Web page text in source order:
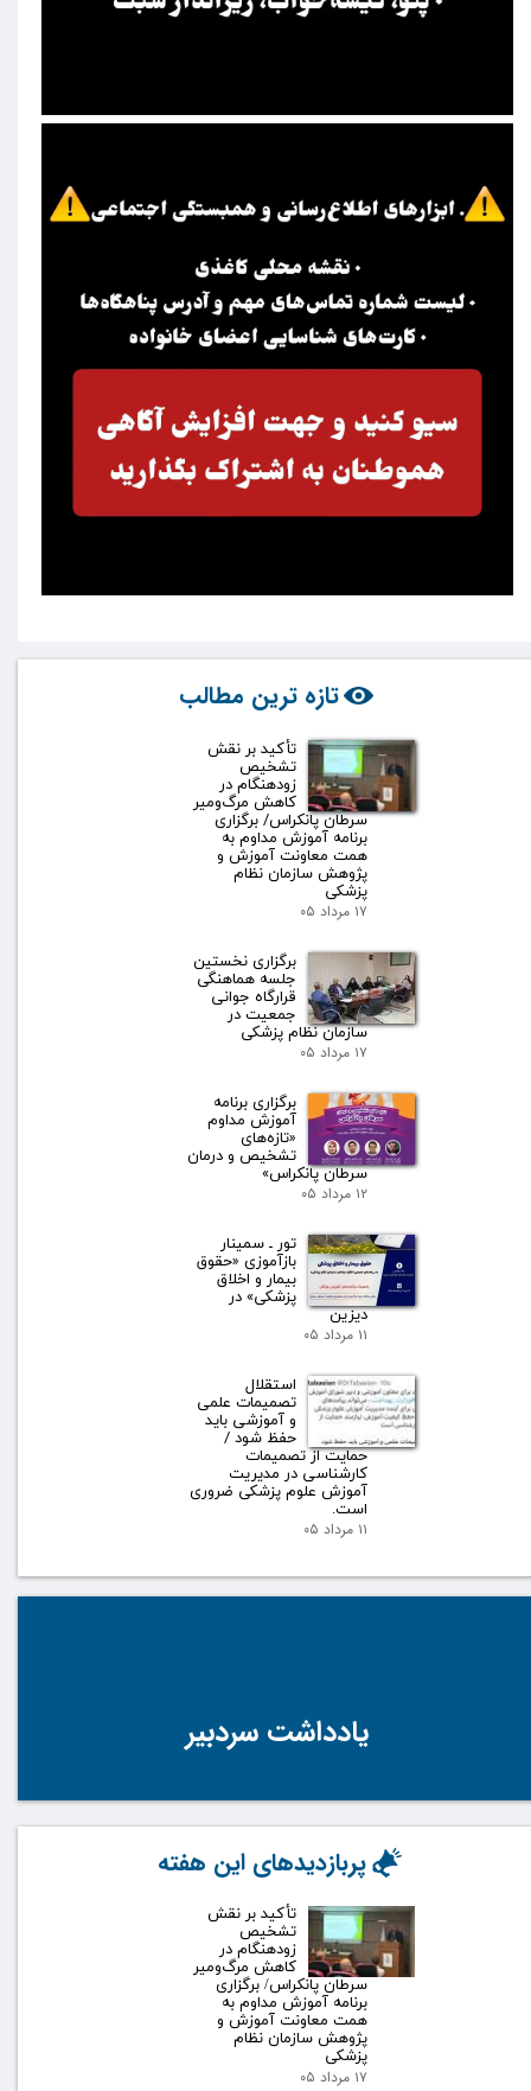
تازه ترین مطالب
تأکید بر نقش
تشخیص
زودهنگام در
کاهش مرگ‌ومیر
سرطان پانکراس/ برگزاری
برنامه آموزش مداوم به
همت معاونت آموزش و
پژوهش سازمان نظام
پزشکی
۱۷ مرداد ۰۵
برگزاری نخستین
جلسه هماهنگی
قرارگاه جوانی
جمعیت در
سازمان نظام پزشکی
۱۷ مرداد ۰۵
برگزاری برنامه
آموزش مداوم
«تازه‌های
تشخیص و درمان
سرطان پانکراس»
۱۲ مرداد ۰۵
تور ـ سمینار
بازآموزی «حقوق
بیمار و اخلاق
پزشکی» در
دیزین
۱۱ مرداد ۰۵
استقلال
تصمیمات علمی
و آموزشی باید
حفظ شود /
حمایت از تصمیمات
کارشناسی در مدیریت
آموزش علوم پزشکی ضروری
است.
۱۱ مرداد ۰۵
یادداشت سردبیر
تأکید بر نقش
تشخیص
زودهنگام در
کاهش مرگ‌ومیر
سرطان پانکراس/ برگزاری
برنامه آموزش مداوم به
همت معاونت آموزش و
پژوهش سازمان نظام
پزشکی
۱۷ مرداد ۰۵
پربازدیدهای این هفته